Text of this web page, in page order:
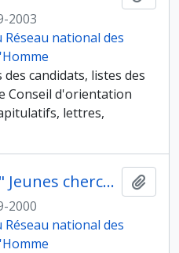
2003
national des
candidats, listes des
Conseil d'orientation
lettres,
Contrats de projets " Jeunes chercheurs "
2000
national des